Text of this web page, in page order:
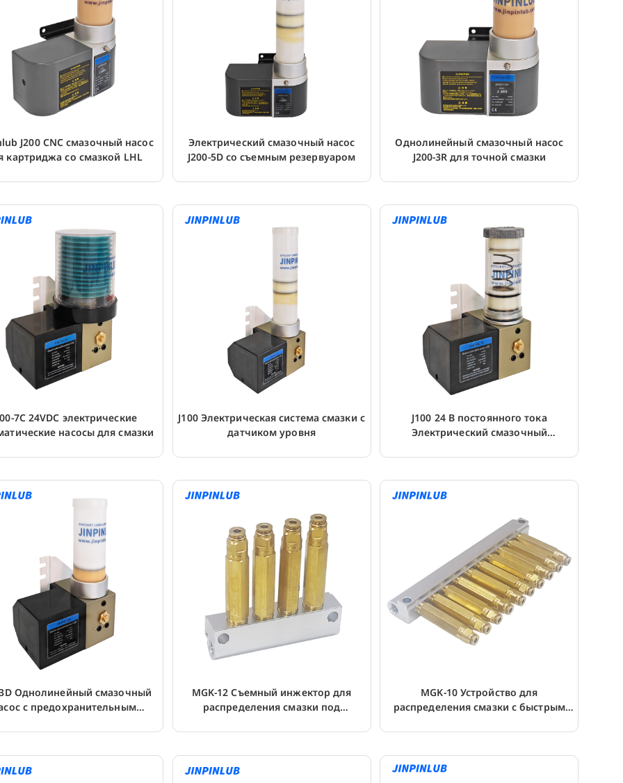
J200 CNC смазочный насос
картриджа со смазкой LHL
Электрический смазочный насос
J200-5D со съемным резервуаром
Однолинейный смазочный насос
J200-3R для точной смазки
7C 24VDC электрические
насосы для смазки
J100 Электрическая система смазки с
датчиком уровня
J100 24 В постоянного тока
Электрический смазочный
3D Однолинейный смазочный
с предохранительным
MGK-12 Съемный инжектор для
распределения смазки под
MGK-10 Устройство для
распределения смазки с быстрым